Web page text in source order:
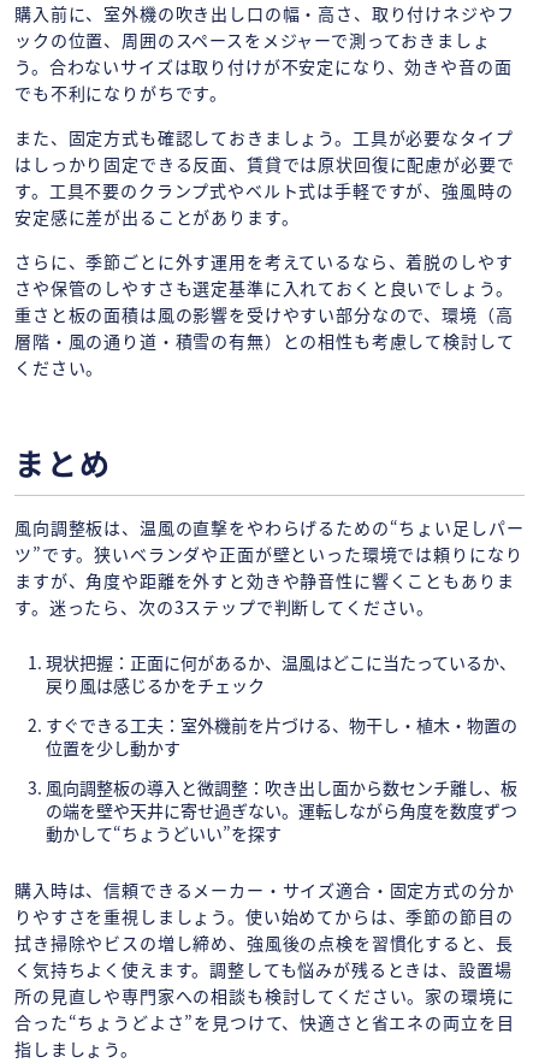
購入前に、室外機の吹き出し口の幅・高さ、取り付けネジやフ
ックの位置、周囲のスペースをメジャーで測っておきましょ
う。合わないサイズは取り付けが不安定になり、効きや音の面
でも不利になりがちです。
また、固定方式も確認しておきましょう。工具が必要なタイプ
はしっかり固定できる反面、賃貸では原状回復に配慮が必要で
す。工具不要のクランプ式やベルト式は手軽ですが、強風時の
安定感に差が出ることがあります。
さらに、季節ごとに外す運用を考えているなら、着脱のしやす
さや保管のしやすさも選定基準に入れておくと良いでしょう。
重さと板の面積は風の影響を受けやすい部分なので、環境（高
層階・風の通り道・積雪の有無）との相性も考慮して検討して
ください。
まとめ
風向調整板は、温風の直撃をやわらげるための“ちょい足しパー
ツ”です。狭いベランダや正面が壁といった環境では頼りになり
ますが、角度や距離を外すと効きや静音性に響くこともありま
す。迷ったら、次の3ステップで判断してください。
現状把握：正面に何があるか、温風はどこに当たっているか、
戻り風は感じるかをチェック
すぐできる工夫：室外機前を片づける、物干し・植木・物置の
位置を少し動かす
風向調整板の導入と微調整：吹き出し面から数センチ離し、板
の端を壁や天井に寄せ過ぎない。運転しながら角度を数度ずつ
動かして“ちょうどいい”を探す
購入時は、信頼できるメーカー・サイズ適合・固定方式の分か
りやすさを重視しましょう。使い始めてからは、季節の節目の
拭き掃除やビスの増し締め、強風後の点検を習慣化すると、長
く気持ちよく使えます。調整しても悩みが残るときは、設置場
所の見直しや専門家への相談も検討してください。家の環境に
合った“ちょうどよさ”を見つけて、快適さと省エネの両立を目
指しましょう。